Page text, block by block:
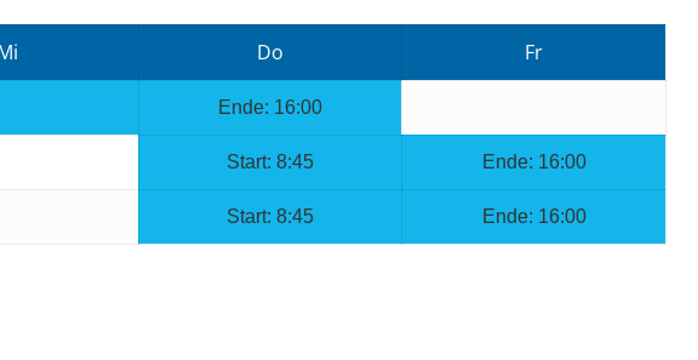
Do Fr
Ende: 16:00
Start: 8:45 Ende: 16:00
Start: 8:45 Ende: 16:00